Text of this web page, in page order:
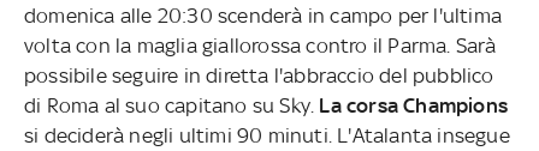
domenica alle 20:30 scenderà in campo per l'ultima
volta con la maglia giallorossa contro il Parma. Sarà
possibile seguire in diretta l'abbraccio del pubblico
di Roma al suo capitano su Sky. La corsa Champions
si deciderà negli ultimi 90 minuti. L'Atalanta insegue